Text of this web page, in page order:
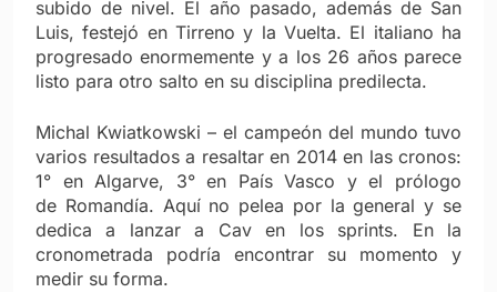
subido de nivel. El año pasado, además de San
Luis, festejó en Tirreno y la Vuelta. El italiano ha
progresado enormemente y a los 26 años parece
listo para otro salto en su disciplina predilecta.
Michal Kwiatkowski – el campeón del mundo tuvo
varios resultados a resaltar en 2014 en las cronos:
1° en Algarve, 3° en País Vasco y el prólogo
de Romandía. Aquí no pelea por la general y se
dedica a lanzar a Cav en los sprints. En la
cronometrada podría encontrar su momento y
medir su forma.